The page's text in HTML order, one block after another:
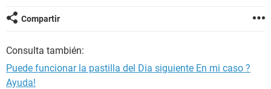
Compartir
Consulta también:
Puede funcionar la pastilla del Dia siguiente En mi caso ?
Ayuda!